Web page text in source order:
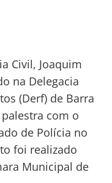
Civil, Joaquim
na Delegacia
(Derf) de Barra
com o
de Polícia no
foi realizado
Municipal de